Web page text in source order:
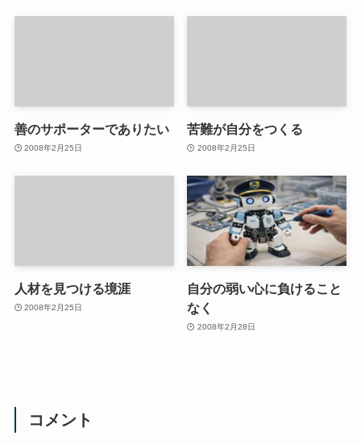
善のサポーターでありたい
2008年2月25日
苦難が自分をつくる
2008年2月25日
人材を見つける境涯
2008年2月25日
自分の弱い心に負けること
なく
2008年2月28日
コメント